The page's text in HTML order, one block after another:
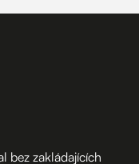
bez zakládajících